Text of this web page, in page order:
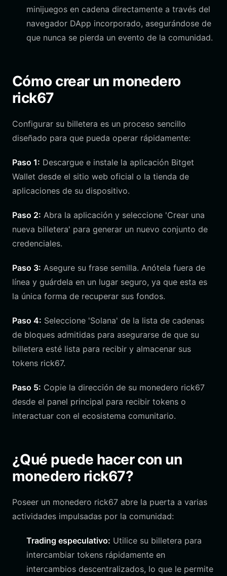
minijuegos en cadena directamente a través del
navegador DApp incorporado, asegurándose de
que nunca se pierda un evento de la comunidad.
Cómo crear un monedero
rick67
Configurar su billetera es un proceso sencillo
diseñado para que pueda operar rápidamente:
Paso 1: Descargue e instale la aplicación Bitget
Wallet desde el sitio web oficial o la tienda de
aplicaciones de su dispositivo.
Paso 2: Abra la aplicación y seleccione 'Crear una
nueva billetera' para generar un nuevo conjunto de
credenciales.
Paso 3: Asegure su frase semilla. Anótela fuera de
línea y guárdela en un lugar seguro, ya que esta es
la única forma de recuperar sus fondos.
Paso 4: Seleccione 'Solana' de la lista de cadenas
de bloques admitidas para asegurarse de que su
billetera esté lista para recibir y almacenar sus
tokens rick67.
Paso 5: Copie la dirección de su monedero rick67
desde el panel principal para recibir tokens o
interactuar con el ecosistema comunitario.
¿Qué puede hacer con un
monedero rick67?
Poseer un monedero rick67 abre la puerta a varias
actividades impulsadas por la comunidad:
Trading especulativo: Utilice su billetera para
intercambiar tokens rápidamente en
intercambios descentralizados, lo que le permite